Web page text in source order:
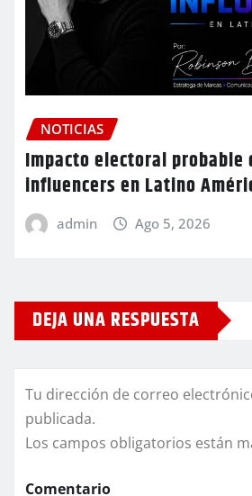
NOTICIAS
Impacto electoral probable
influencers en Latino
admin Ago 5, 2026
DEJA UNA RESPUESTA
Tu dirección de correo
publicada.
Los campos obligatorios están
Comentario